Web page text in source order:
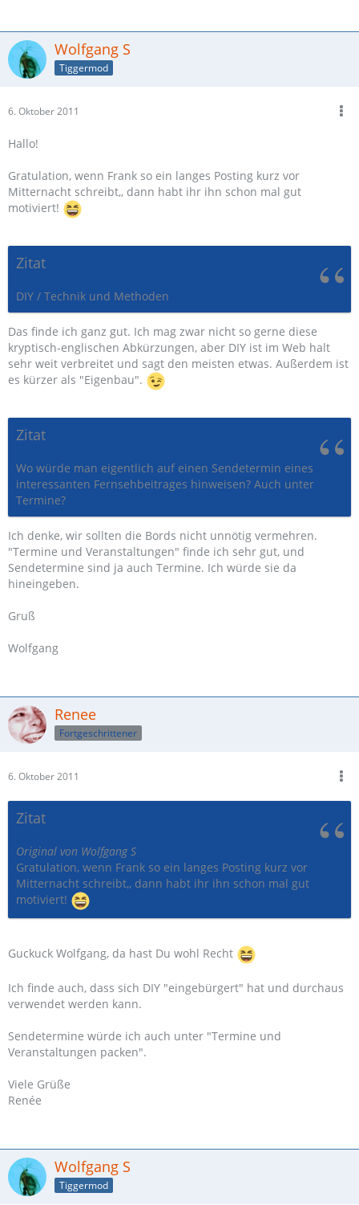
Wolfgang S
Tiggermod
6. Oktober 2011
Hallo!
Gratulation, wenn Frank so ein langes Posting kurz vor
Mitternacht schreibt,, dann habt ihr ihn schon mal gut
motiviert!
Zitat
DIY / Technik und Methoden
Das finde ich ganz gut. Ich mag zwar nicht so gerne diese
kryptisch-englischen Abkürzungen, aber DIY ist im Web halt
sehr weit verbreitet und sagt den meisten etwas. Außerdem ist
es kürzer als "Eigenbau".
Zitat
Wo würde man eigentlich auf einen Sendetermin eines
interessanten Fernsehbeitrages hinweisen? Auch unter
Termine?
Ich denke, wir sollten die Bords nicht unnötig vermehren.
"Termine und Veranstaltungen" finde ich sehr gut, und
Sendetermine sind ja auch Termine. Ich würde sie da
hineingeben.
Gruß
Wolfgang
Renee
Fortgeschrittener
6. Oktober 2011
Zitat
Original von Wolfgang S
Gratulation, wenn Frank so ein langes Posting kurz vor
Mitternacht schreibt,, dann habt ihr ihn schon mal gut
motiviert!
Guckuck Wolfgang, da hast Du wohl Recht
Ich finde auch, dass sich DIY "eingebürgert" hat und durchaus
verwendet werden kann.
Sendetermine würde ich auch unter "Termine und
Veranstaltungen packen".
Viele Grüße
Renée
Wolfgang S
Tiggermod